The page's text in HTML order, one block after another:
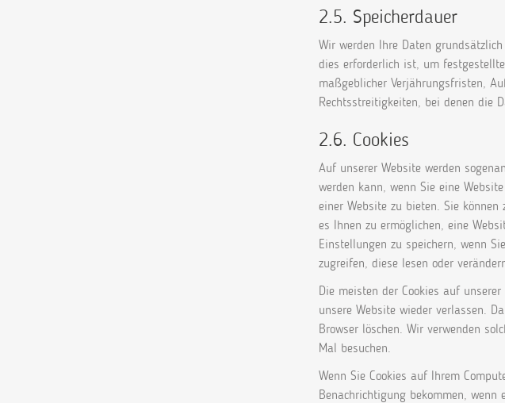
2.5. Speicherdauer
Wir werden Ihre Daten
dies erforderlich ist, um
maßgeblicher Verjährungsfristen,
Rechtsstreitigkeiten, bei denen die
2.6. Cookies
Auf unserer Website werden
werden kann, wenn Sie eine
einer Website zu bieten. Sie
es Ihnen zu ermöglichen, eine
Einstellungen zu speichern, wenn
zugreifen, diese lesen oder
Die meisten der Cookies auf
unsere Website wieder verlassen.
Browser löschen. Wir verwenden
Mal besuchen.
Wenn Sie Cookies auf Ihrem
Benachrichtigung bekommen, wenn